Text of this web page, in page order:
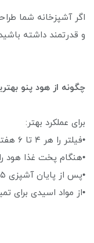
اگر آشپزخانه شما
و قدرتمند داشته
چگونه از هود پنو
برای عملکرد بهتر:
•فیلتر را هر ۴ تا ۶ هفته یک‌بار بشویید
•هنگام پخت غذا هود
•پس از پایان آشپزی ۵ دقیقه هود را روشن بگذارید
•از مواد اسیدی برای